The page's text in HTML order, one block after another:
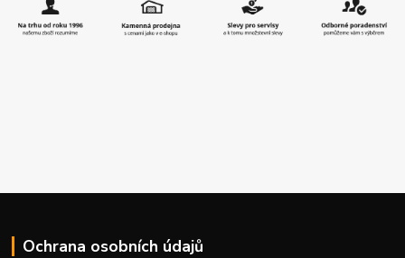
Ochrana osobních údajů